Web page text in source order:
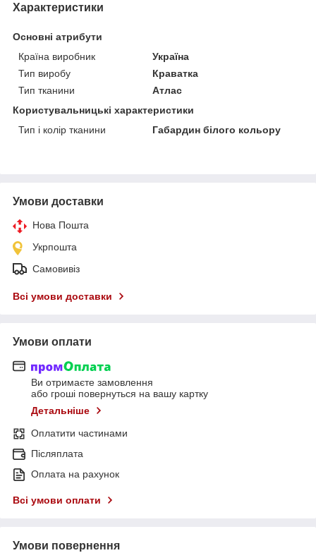
Характеристики
Основні атрибути
Країна виробник
Україна
Тип виробу
Краватка
Тип тканини
Атлас
Користувальницькі характеристики
Тип і колір тканини
Габардин білого кольору
Умови доставки
Нова Пошта
Укрпошта
Самовивіз
Всі умови доставки
Умови оплати
Ви отримаєте замовлення
або гроші повернуться на вашу картку
Детальніше
Оплатити частинами
Післяплата
Оплата на рахунок
Всі умови оплати
Умови повернення